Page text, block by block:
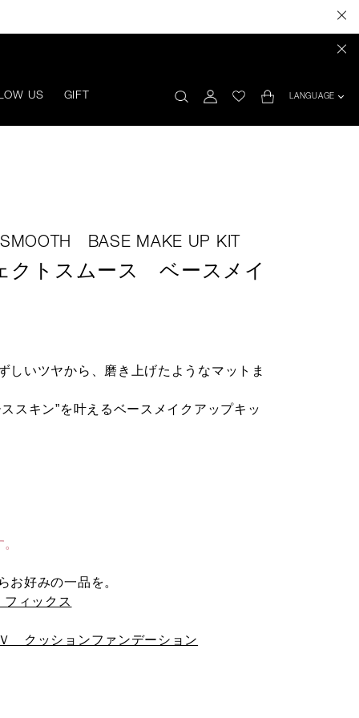
US GIFT LANGUAGE
BASE MAKE UP KIT
トスムース ベースメイ
しいツヤから、磨き上げたようなマットま
スキン”を叶えるベースメイクアップキッ
お好みの一品を。
ィックス
クッションファンデーション